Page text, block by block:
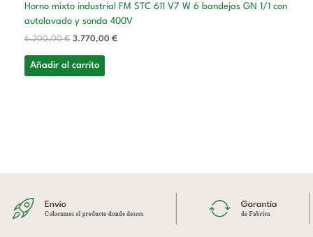
Horno mixto industrial FM STC 611 V7 W 6 bandejas GN 1/1 con
autolavado y sonda 400V
6.200,00€ 3.770,00 €
Añadir al carrito